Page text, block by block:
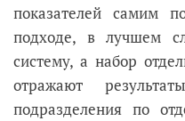
показателей самим
подходе, в лучшем
систему, а набор
отражают
подразделения по